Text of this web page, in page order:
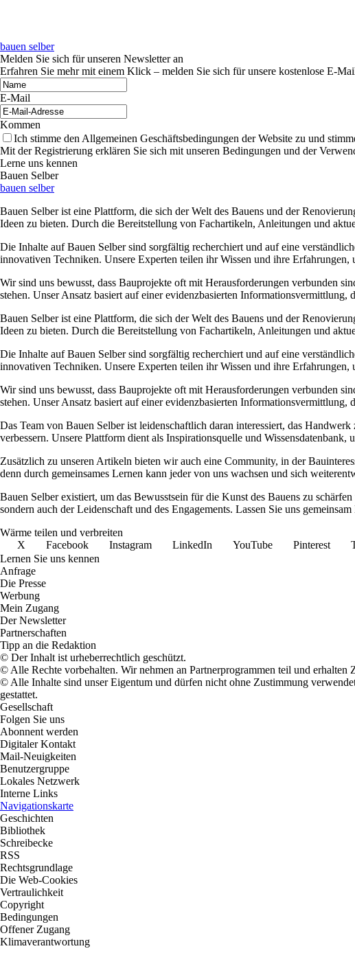
bauen selber
Melden Sie sich für unseren Newsletter an
Erfahren Sie mehr mit einem Klick – melden Sie sich für unsere kostenlose E-
E-Mail
Kommen
Ich stimme den Allgemeinen Geschäftsbedingungen der Website zu und
Mit der Registrierung erklären Sie sich mit unseren Bedingungen und der
Lerne uns kennen
Bauen Selber
bauen selber
Bauen Selber ist eine Plattform, die sich der Welt des Bauens und der
Ideen zu bieten. Durch die Bereitstellung von Fachartikeln, Anleitungen und
Die Inhalte auf Bauen Selber sind sorgfältig recherchiert und auf eine
innovativen Techniken. Unsere Experten teilen ihr Wissen und ihre
Wir sind uns bewusst, dass Bauprojekte oft mit Herausforderungen verbunden
stehen. Unser Ansatz basiert auf einer evidenzbasierten
Bauen Selber ist eine Plattform, die sich der Welt des Bauens und der
Ideen zu bieten. Durch die Bereitstellung von Fachartikeln, Anleitungen und
Die Inhalte auf Bauen Selber sind sorgfältig recherchiert und auf eine
innovativen Techniken. Unsere Experten teilen ihr Wissen und ihre
Wir sind uns bewusst, dass Bauprojekte oft mit Herausforderungen verbunden
stehen. Unser Ansatz basiert auf einer evidenzbasierten
Das Team von Bauen Selber ist leidenschaftlich daran interessiert, das
verbessern. Unsere Plattform dient als Inspirationsquelle und Wissensdatenbank,
Zusätzlich zu unseren Artikeln bieten wir auch eine Community, in der
denn durch gemeinsames Lernen kann jeder von uns wachsen und sich
Bauen Selber existiert, um das Bewusstsein für die Kunst des Bauens zu
sondern auch der Leidenschaft und des Engagements. Lassen Sie uns
Wärme teilen und verbreiten
X
Facebook Instagram LinkedIn YouTube Pinterest
Lernen Sie uns kennen
Anfrage
Die Presse
Werbung
Mein Zugang
Der Newsletter
Partnerschaften
Tipp an die Redaktion
© Der Inhalt ist urheberrechtlich geschützt.
© Alle Rechte vorbehalten. Wir nehmen an Partnerprogrammen teil und
© Alle Inhalte sind unser Eigentum und dürfen nicht ohne Zustimmung
gestattet.
Gesellschaft
Folgen Sie uns
Abonnent werden
Digitaler Kontakt
Mail-Neuigkeiten
Benutzergruppe
Lokales Netzwerk
Interne Links
Navigationskarte
Geschichten
Bibliothek
Schreibecke
RSS
Rechtsgrundlage
Die Web-Cookies
Vertraulichkeit
Copyright
Bedingungen
Offener Zugang
Klimaverantwortung